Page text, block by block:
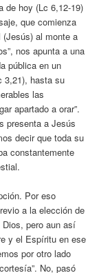
de hoy (Lc 6,12-19)
que comienza
(Jesús) al monte a
nos apunta a una
pública en un
3,21), hasta su
las
apartado a orar”.
presenta a Jesús
decir que toda su
constantemente
Por eso
a la elección de
pero aun así
y el Espíritu en ese
por otro lado
No, pasó